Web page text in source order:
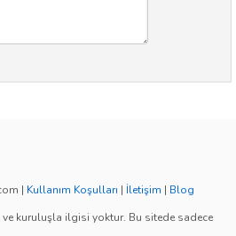
| Kullanım Koşulları | İletişim | Blog
kuruluşla ilgisi yoktur. Bu sitede sadece